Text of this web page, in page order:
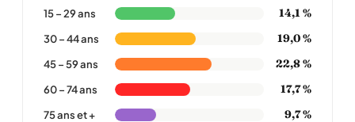
15 – 29 ans 14,1 %
30 – 44 ans 19,0 %
45 – 59 ans 22,8 %
60 – 74 ans 17,7 %
75 ans et + 9,7 %